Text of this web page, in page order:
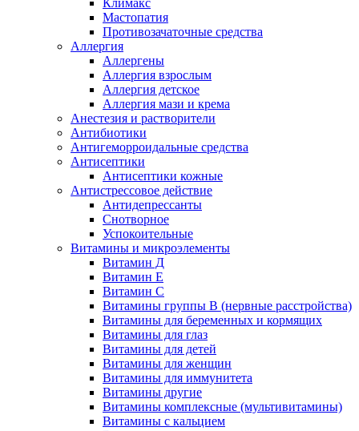
Климакс
Мастопатия
Противозачаточные средства
Аллергия
Аллергены
Аллергия взрослым
Аллергия детское
Аллергия мази и крема
Анестезия и растворители
Антибиотики
Антигеморроидальные средства
Антисептики
Антисептики кожные
Антистрессовое действие
Антидепрессанты
Снотворное
Успокоительные
Витамины и микроэлементы
Витамин Д
Витамин Е
Витамин С
Витамины группы В (нервные расстройства)
Витамины для беременных и кормящих
Витамины для глаз
Витамины для детей
Витамины для женщин
Витамины для иммунитета
Витамины другие
Витамины комплексные (мультивитамины)
Витамины с кальцием